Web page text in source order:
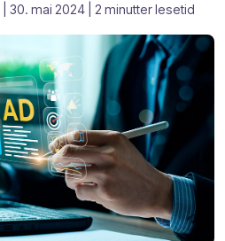
| 30. mai 2024 | 2 minutter lesetid